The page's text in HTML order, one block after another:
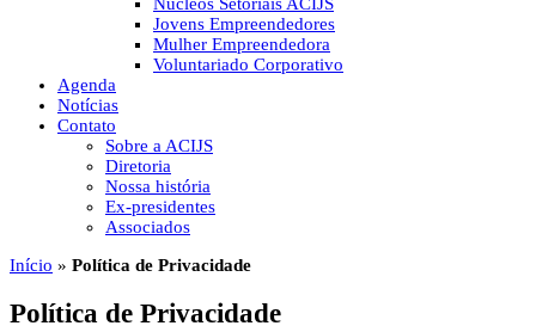
Jovens Empreendedores
Mulher Empreendedora
Voluntariado Corporativo
Agenda
Notícias
Contato
Sobre a ACIJS
Diretoria
Nossa história
Ex-presidentes
Associados
Início » Política de Privacidade
Política de Privacidade